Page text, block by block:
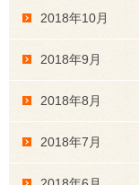
2018年10月
2018年9月
2018年8月
2018年7月